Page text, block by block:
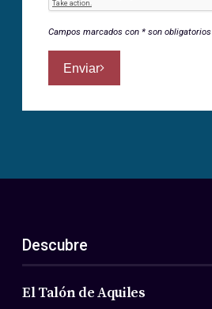
Campos marcados con * son obligatorios
Enviar
Descubre
El Talón de Aquiles